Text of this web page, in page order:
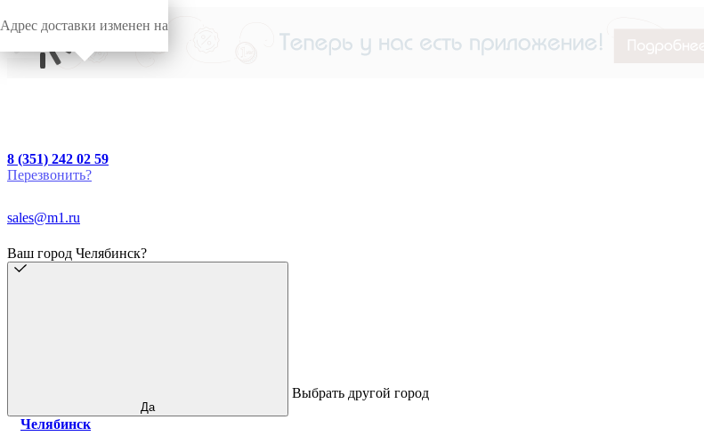
8 (351) 242 02 59
Перезвонить?
sales@m1.ru
Ваш город Челябинск?
Да
Выбрать другой город
Челябинск
Адрес доставки изменен на